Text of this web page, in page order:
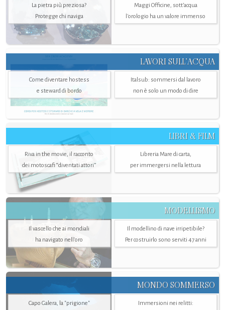
La pietra più preziosa?
Protegge chi naviga
Maggi Officine, sott’acqua
l'orologio ha un valore immenso
LAVORI SULL’ACQUA
Come diventare hostess
e steward di bordo
Italsub: sommersi dal lavoro
non è solo un modo di dire
LIBRI & FILM
Riva in the movie, il racconto
dei motoscafi “diventati attori”
Libreria Mare di carta,
per immergersi nella lettura
MODELLISMO
Il vascello che ai mondiali
ha navigato nell’oro
Il modellino di nave irripetibile?
Per costruirlo sono serviti 47 anni
MONDO SOMMERSO
Capo Galera, la "prigione"
Immersioni nei relitti: